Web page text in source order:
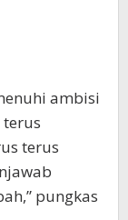
ambisi
terus
pungkas